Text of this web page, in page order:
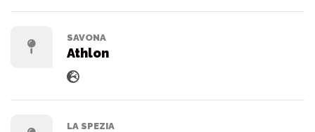
SAVONA
Athlon
LA SPEZIA